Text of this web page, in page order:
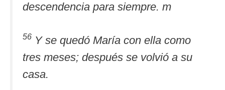
descendencia para siempre. m
56 Y se quedó María con ella como
tres meses; después se volvió a su
casa.